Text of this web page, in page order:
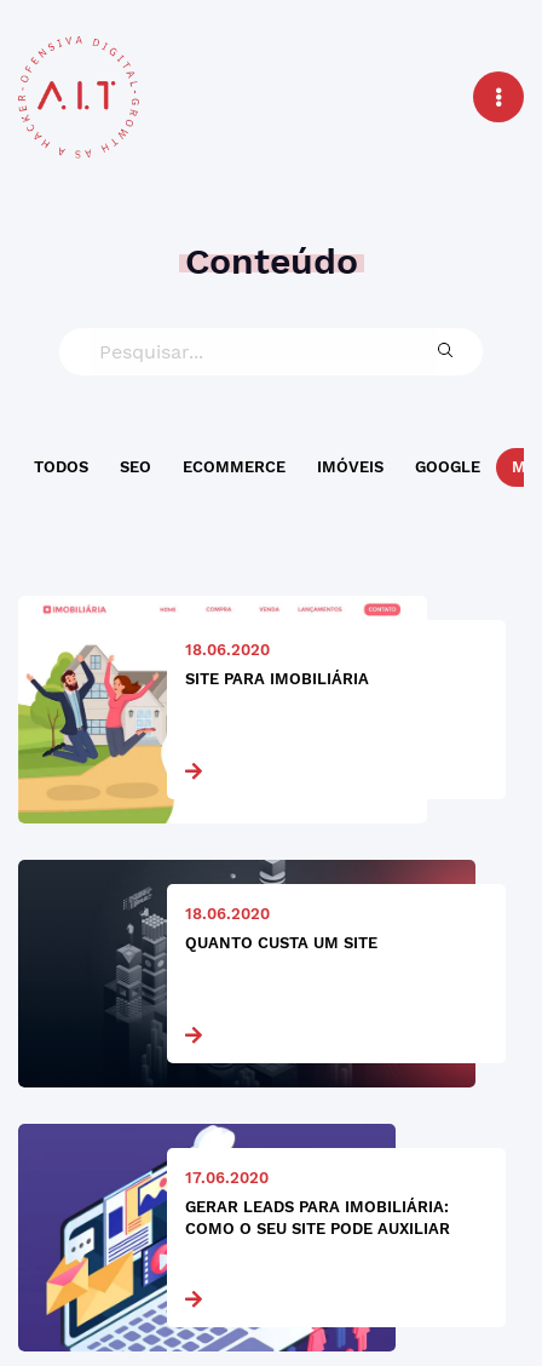
Conteúdo
TODOS SEO ECOMMERCE IMÓVEIS GOOGLE
18.06.2020
SITE PARA IMOBILIÁRIA
18.06.2020
QUANTO CUSTA UM SITE
17.06.2020
GERAR LEADS PARA IMOBILIÁRIA:
COMO O SEU SITE PODE AUXILIAR